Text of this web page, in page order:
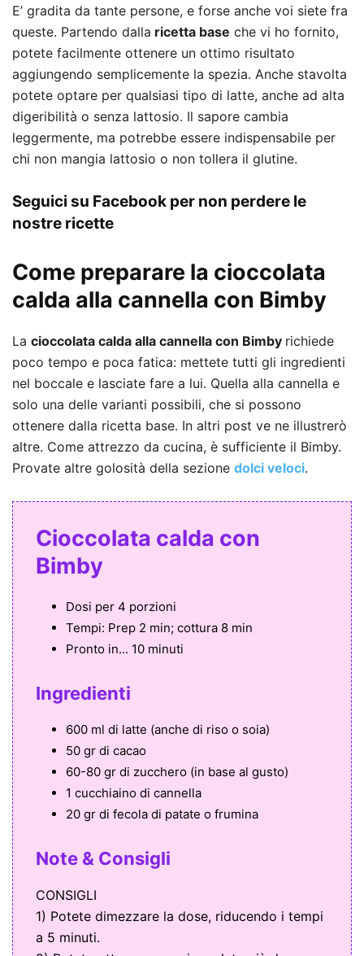
E’ gradita da tante persone, e forse anche voi siete fra
queste. Partendo dalla ricetta base che vi ho fornito,
potete facilmente ottenere un ottimo risultato
aggiungendo semplicemente la spezia. Anche stavolta
potete optare per qualsiasi tipo di latte, anche ad alta
digeribilità o senza lattosio. Il sapore cambia
leggermente, ma potrebbe essere indispensabile per
chi non mangia lattosio o non tollera il glutine.
Seguici su Facebook per non perdere le
nostre ricette
Come preparare la cioccolata
calda alla cannella con Bimby
La cioccolata calda alla cannella con Bimby richiede
poco tempo e poca fatica: mettete tutti gli ingredienti
nel boccale e lasciate fare a lui. Quella alla cannella e
solo una delle varianti possibili, che si possono
ottenere dalla ricetta base. In altri post ve ne illustrerò
altre. Come attrezzo da cucina, è sufficiente il Bimby.
Provate altre golosità della sezione dolci veloci.
Cioccolata calda con
Bimby
Dosi per 4 porzioni
Tempi: Prep 2 min; cottura 8 min
Pronto in... 10 minuti
Ingredienti
600 ml di latte (anche di riso o soia)
50 gr di cacao
60-80 gr di zucchero (in base al gusto)
1 cucchiaino di cannella
20 gr di fecola di patate o frumina
Note & Consigli
CONSIGLI
1) Potete dimezzare la dose, riducendo i tempi
a 5 minuti.